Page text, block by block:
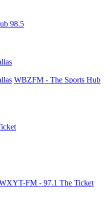
98.5
WBZFM - The Sports Hub
FM - 97.1 The Ticket